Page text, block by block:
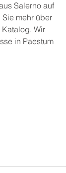
Salerno auf
mehr über
Wir
in Paestum